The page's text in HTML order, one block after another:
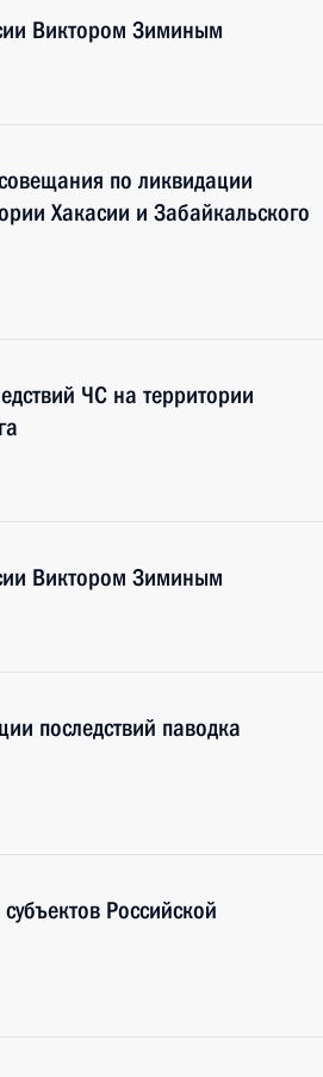
Виктором Зиминым
по ликвидации
Хакасии и Забайкальского
ЧС на территории
Виктором Зиминым
последствий паводка
Российской